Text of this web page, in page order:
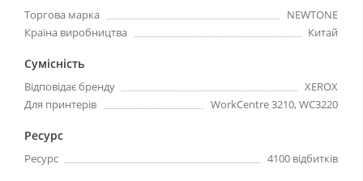
Торгова марка
NEWTONE
Країна виробництва
Китай
Сумісність
Відповідає бренду
XEROX
Для принтерів
WorkCentre 3210, WC3220
Ресурс
Ресурс 4100 відбитків